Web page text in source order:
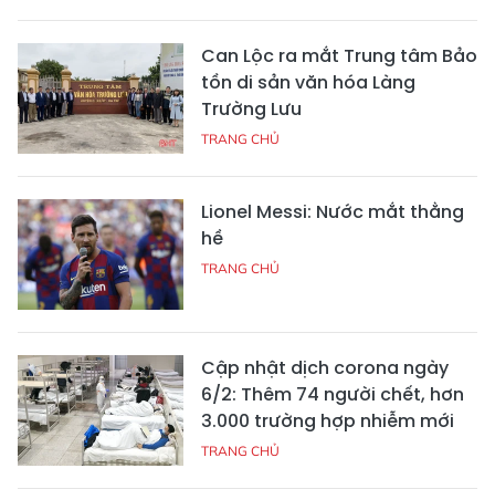
Can Lộc ra mắt Trung tâm Bảo
tồn di sản văn hóa Làng
Trường Lưu
TRANG CHỦ
Lionel Messi: Nước mắt thằng
hề
TRANG CHỦ
Cập nhật dịch corona ngày
6/2: Thêm 74 người chết, hơn
3.000 trường hợp nhiễm mới
TRANG CHỦ